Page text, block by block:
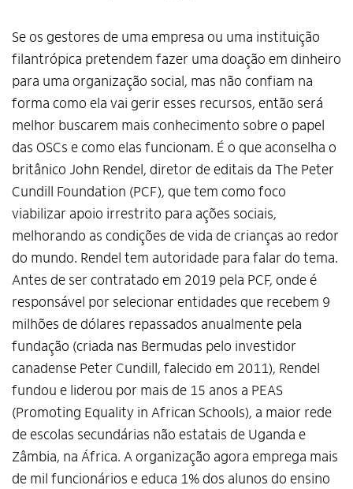
Se os gestores de uma empresa ou uma instituição
filantrópica pretendem fazer uma doação em dinheiro
para uma organização social, mas não confiam na
forma como ela vai gerir esses recursos, então será
melhor buscarem mais conhecimento sobre o papel
das OSCs e como elas funcionam. É o que aconselha o
britânico John Rendel, diretor de editais da The Peter
Cundill Foundation (PCF), que tem como foco
viabilizar apoio irrestrito para ações sociais,
melhorando as condições de vida de crianças ao redor
do mundo. Rendel tem autoridade para falar do tema.
Antes de ser contratado em 2019 pela PCF, onde é
responsável por selecionar entidades que recebem 9
milhões de dólares repassados anualmente pela
fundação (criada nas Bermudas pelo investidor
canadense Peter Cundill, falecido em 2011), Rendel
fundou e liderou por mais de 15 anos a PEAS
(Promoting Equality in African Schools), a maior rede
de escolas secundárias não estatais de Uganda e
Zâmbia, na África. A organização agora emprega mais
de mil funcionários e educa 1% dos alunos do ensino